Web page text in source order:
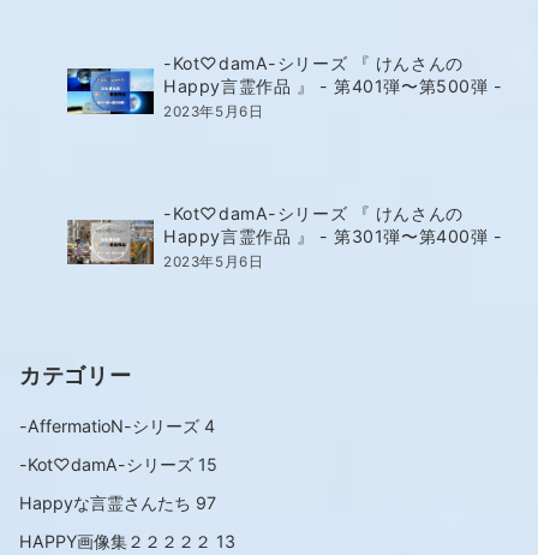
-Kot♡damA-シリーズ 『 けんさんの
Happy言霊作品 』 - 第401弾〜第500弾 -
2023年5月6日
-Kot♡damA-シリーズ 『 けんさんの
Happy言霊作品 』 - 第301弾〜第400弾 -
2023年5月6日
カテゴリー
-AffermatioN-シリーズ 4
-Kot♡damA-シリーズ 15
Happyな言霊さんたち 97
HAPPY画像集２２２２２ 13